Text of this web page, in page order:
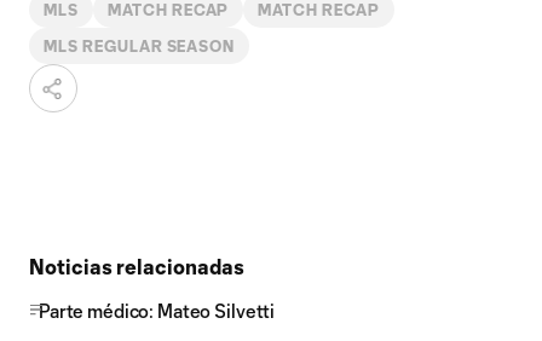
MLS MATCH RECAP MATCH RECAP
MLS REGULAR SEASON
Noticias relacionadas
Parte médico: Mateo Silvetti